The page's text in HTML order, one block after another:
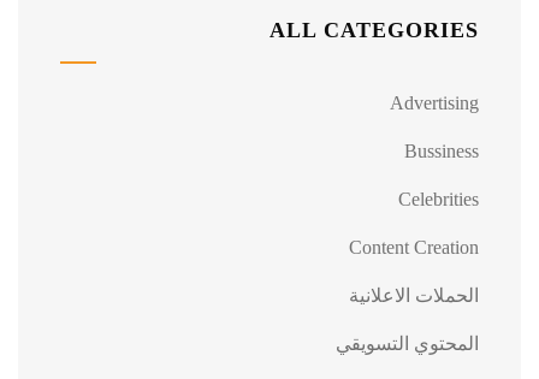
ALL CATEGORIES
Advertising
Bussiness
Celebrities
Content Creation
الحملات الاعلانية
المحتوي التسويقي